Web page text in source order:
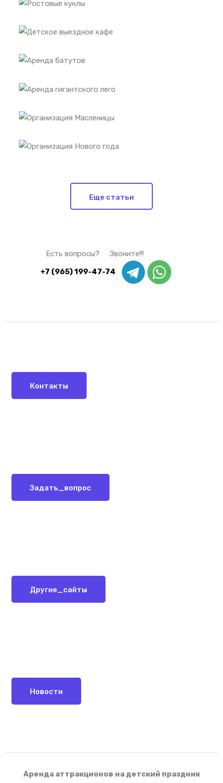
Еще статьи
Есть вопросы? Звоните!!!
+7 (965) 199-47-74
Контакты
Задать_вопрос
Другие_сайты
Новости
Аренда аттракционов на детский праздник